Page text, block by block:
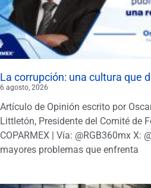
La corrupción: una cultura que
6 agosto, 2026
Artículo de Opinión escrito por
Littletón, Presidente del Comité de
COPARMEX | Vía: @RGB360mx X:
mayores problemas que enfrenta